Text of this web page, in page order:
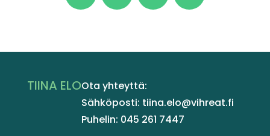
TIINA ELOOta yhteyttä:
Sähköposti: tiina.elo@vihreat.fi
Puhelin: 045 261 7447